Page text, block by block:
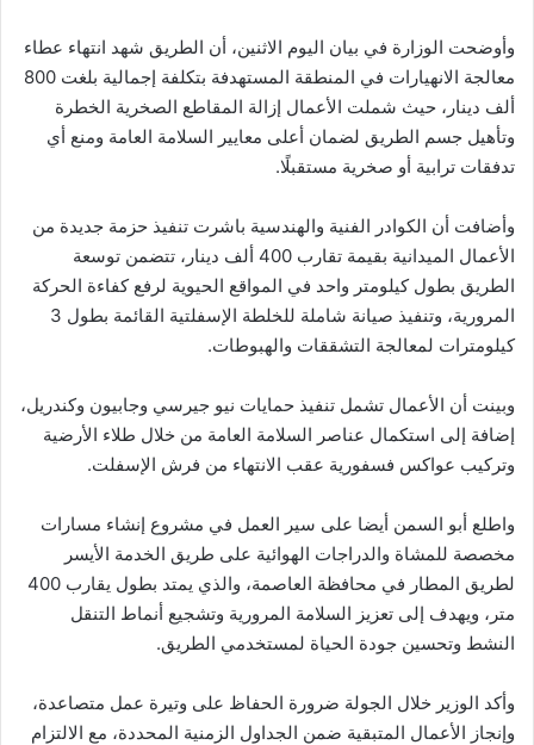
وأوضحت الوزارة في بيان اليوم الاثنين، أن الطريق شهد انتهاء عطاء
معالجة الانهيارات في المنطقة المستهدفة بتكلفة إجمالية بلغت 800
ألف دينار، حيث شملت الأعمال إزالة المقاطع الصخرية الخطرة
وتأهيل جسم الطريق لضمان أعلى معايير السلامة العامة ومنع أي
تدفقات ترابية أو صخرية مستقبلًا.
وأضافت أن الكوادر الفنية والهندسية باشرت تنفيذ حزمة جديدة من
الأعمال الميدانية بقيمة تقارب 400 ألف دينار، تتضمن توسعة
الطريق بطول كيلومتر واحد في المواقع الحيوية لرفع كفاءة الحركة
المرورية، وتنفيذ صيانة شاملة للخلطة الإسفلتية القائمة بطول 3
كيلومترات لمعالجة التشققات والهبوطات.
وبينت أن الأعمال تشمل تنفيذ حمايات نيو جيرسي وجابيون وكندريل،
إضافة إلى استكمال عناصر السلامة العامة من خلال طلاء الأرضية
وتركيب عواكس فسفورية عقب الانتهاء من فرش الإسفلت.
واطلع أبو السمن أيضا على سير العمل في مشروع إنشاء مسارات
مخصصة للمشاة والدراجات الهوائية على طريق الخدمة الأيسر
لطريق المطار في محافظة العاصمة، والذي يمتد بطول يقارب 400
متر، ويهدف إلى تعزيز السلامة المرورية وتشجيع أنماط التنقل
النشط وتحسين جودة الحياة لمستخدمي الطريق.
وأكد الوزير خلال الجولة ضرورة الحفاظ على وتيرة عمل متصاعدة،
وإنجاز الأعمال المتبقية ضمن الجداول الزمنية المحددة، مع الالتزام